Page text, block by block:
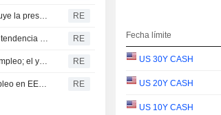
Actualidad del crédito privado: resultados más débiles, pero disminuye la presión de los reembolsos RE
Barkin, de la Fed, afirma que los datos de empleo de julio siguen la tendencia reciente RE
Las bolsas y los bonos de EE. UU. suben tras un débil informe de empleo; el yen recupera terreno RE
Oro alcanza su máximo en siete semanas tras débiles datos de empleo en EEUU RE
Fecha límite
US 30Y CASH
US 20Y CASH
US 10Y CASH